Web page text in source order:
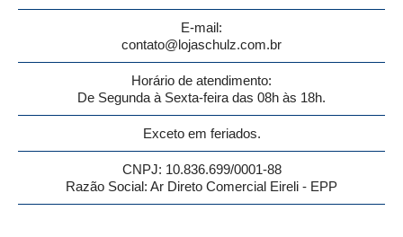
E-mail:
contato@lojaschulz.com.br
Horário de atendimento:
De Segunda à Sexta-feira das 08h às 18h.
Exceto em feriados.
CNPJ: 10.836.699/0001-88
Razão Social: Ar Direto Comercial Eireli - EPP